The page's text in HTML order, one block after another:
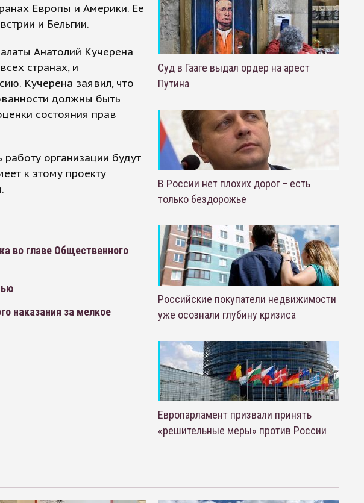
Европы и Америки. Ее
и Бельгии.
Анатолий Кучерена
странах, и
Кучерена заявил, что
должны быть
состояния прав
организации будут
к этому проекту
во главе Общественного
наказания за мелкое
Суд в Гааге выдал ордер на арест
Путина
В России нет плохих дорог – есть
только бездорожье
Российские покупатели недвижимости
уже осознали глубину кризиса
Европарламент призвали принять
«решительные меры» против России